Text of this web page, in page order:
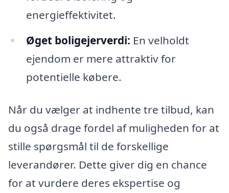
energieffektivitet.
Øget boligejerverdi: En velholdt
ejendom er mere attraktiv for
potentielle købere.
Når du vælger at indhente tre tilbud, kan
du også drage fordel af muligheden for at
stille spørgsmål til de forskellige
leverandører. Dette giver dig en chance
for at vurdere deres ekspertise og